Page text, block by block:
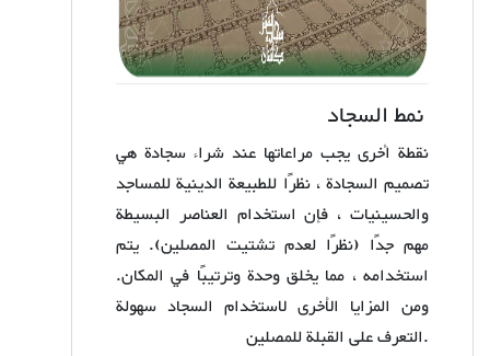
نمط السجاد
نقطة أخرى يجب مراعاتها عند شراء سجادة هي
تصميم السجادة ، نظرًا للطبيعة الدينية للمساجد
والحسينيات ، فإن استخدام العناصر البسيطة
مهم جدًا (نظرًا لعدم تشتيت المصلين). يتم
استخدامه ، مما يخلق وحدة وترتيبًا في المكان.
ومن المزايا الأخرى لاستخدام السجاد سهولة
التعرف على القبلة للمصلين.